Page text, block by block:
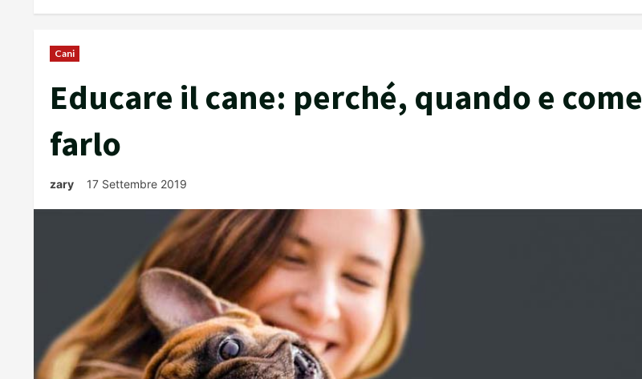
Cani
Educare il cane: perché, quando e come
farlo
zary 17 Settembre 2019